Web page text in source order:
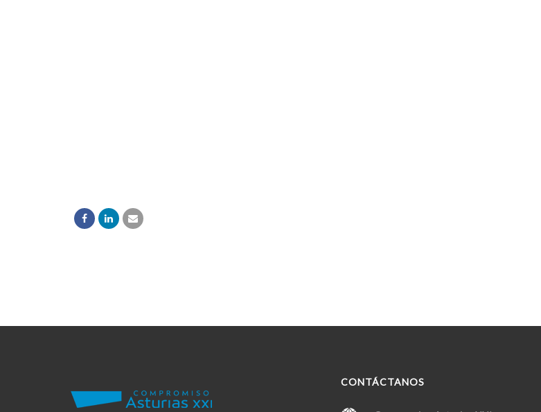
CONTÁCTANOS